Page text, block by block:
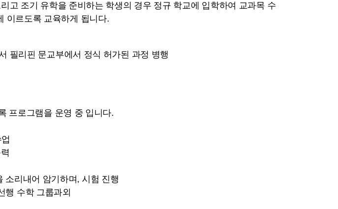
고 조기 유학을 준비하는 학생의 경우 정규 학교에 입학하여 교과목 수
이르도록 교육하게 됩니다.
필리핀 문교부에서 정식 허가된 과정 병행
프로그램을 운영 중 입니다.
소리내어 암기하며, 시험 진행
행 수학 그룹과외